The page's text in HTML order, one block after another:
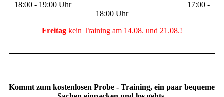
18:00 - 19:00 Uhr
17:00 -
18:00 Uhr
Freitagkein Training am 14.08. und 21.08.!
Kommt zum kostenlosen Probe - Training, ein paar bequeme